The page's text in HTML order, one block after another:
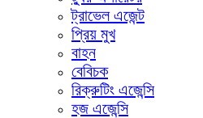
ট্রাভেল এজেন্ট
প্রিয় মুখ
বাহন
বেবিচক
রিক্রুটিং এজেন্সি
হজ এজেন্সি